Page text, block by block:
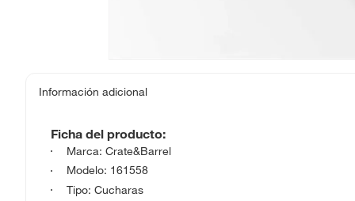
Información adicional
Ficha del producto:
Marca: Crate&Barrel
Modelo: 161558
Tipo: Cucharas